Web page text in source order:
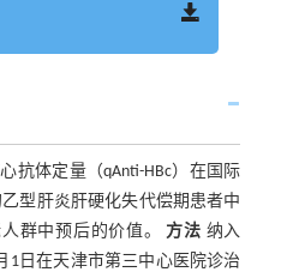
抗体定量（qAnti-HBc）在国际
型肝炎肝硬化失代偿期患者中
群中预后的价值。 方法 纳入
1日在天津市第三中心医院诊治